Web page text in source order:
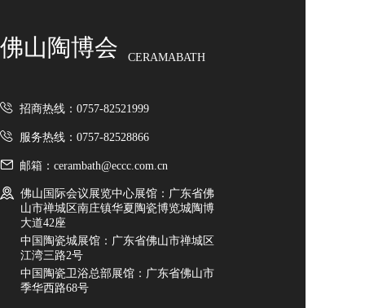
佛山陶博会 CERAMABATH
招商热线：0757-82521999
服务热线：0757-82528866
邮箱：cerambath@eccc.com.cn
佛山国际会议展览中心展馆：广东省佛
山市禅城区南庄镇华夏陶瓷博览城陶博
大道42座
中国陶瓷城展馆：广东省佛山市禅城区
江湾三路2号
中国陶瓷卫浴总部展馆：广东省佛山市
季华西路68号